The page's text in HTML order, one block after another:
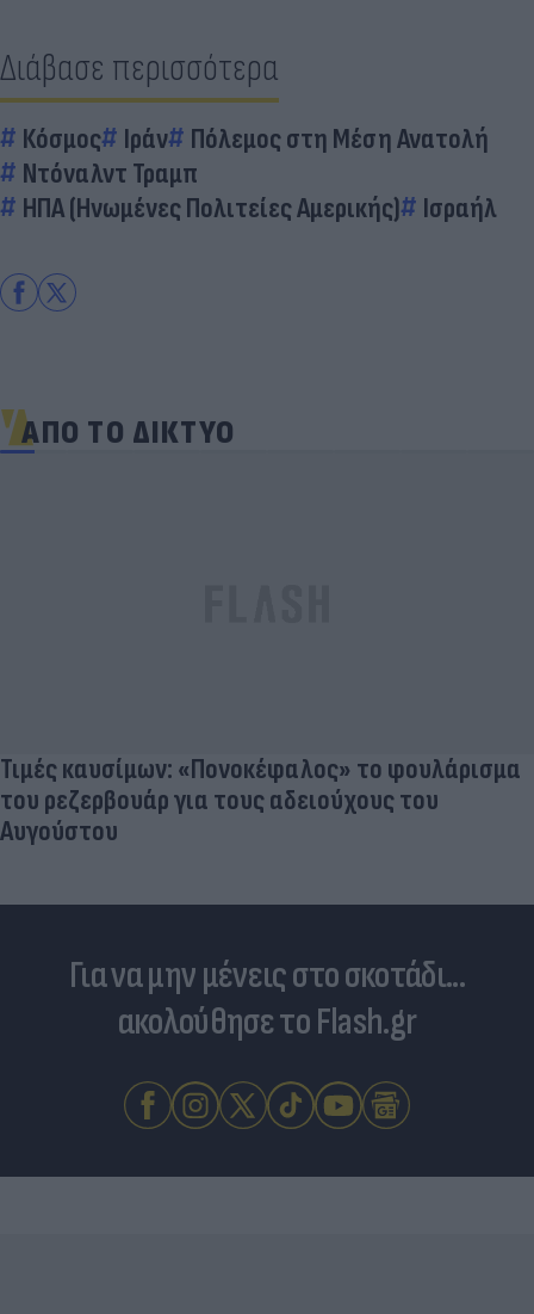
Διάβασε περισσότερα
Κόσμος Ιράν
Πόλεμος στη Μέση Ανατολή
Ντόναλντ Τραμπ
ΗΠΑ (Ηνωμένες Πολιτείες Αμερικής)
Ισραήλ
ΑΠΟ ΤΟ ΔΙΚΤΥΟ
του ρεζερβουάρ για τους αδειούχους του
Για να μην μένεις στο σκοτάδι...
ακολούθησε το Flash.gr